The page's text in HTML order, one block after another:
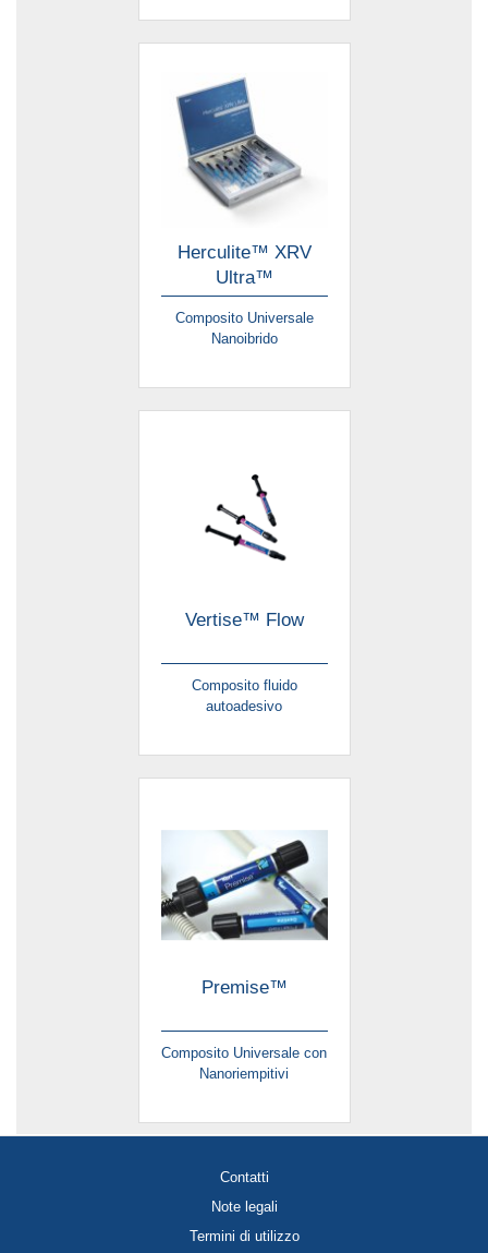
Herculite™ XRV
Ultra™
Composito Universale
Nanoibrido
Vertise™ Flow
Composito fluido
autoadesivo
Premise™
Composito Universale con
Nanoriempitivi
Contatti
Note legali
Termini di utilizzo